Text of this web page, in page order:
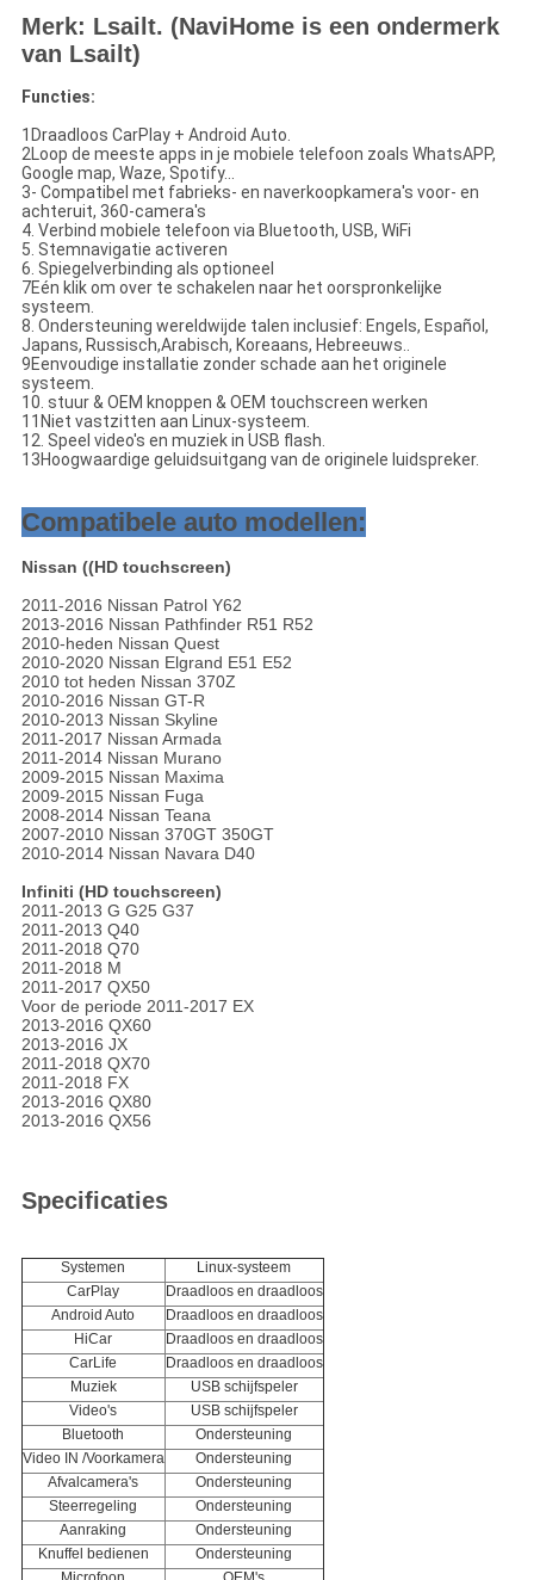
Merk: Lsailt. (NaviHome is een ondermerk
van Lsailt)
Functies:
1Draadloos CarPlay + Android Auto.
2Loop de meeste apps in je mobiele telefoon zoals WhatsAPP,
Google map, Waze, Spotify...
3- Compatibel met fabrieks- en naverkoopkamera's voor- en
achteruit, 360-camera's
4. Verbind mobiele telefoon via Bluetooth, USB, WiFi
5. Stemnavigatie activeren
6. Spiegelverbinding als optioneel
7Eén klik om over te schakelen naar het oorspronkelijke
systeem.
8. Ondersteuning wereldwijde talen inclusief: Engels, Español,
Japans, Russisch,Arabisch, Koreaans, Hebreeuws..
9Eenvoudige installatie zonder schade aan het originele
systeem.
10. stuur & OEM knoppen & OEM touchscreen werken
11Niet vastzitten aan Linux-systeem.
12. Speel video's en muziek in USB flash.
13Hoogwaardige geluidsuitgang van de originele luidspreker.
Compatibele auto modellen:
Nissan ((HD touchscreen)
2011-2016 Nissan Patrol Y62
2013-2016 Nissan Pathfinder R51 R52
2010-heden Nissan Quest
2010-2020 Nissan Elgrand E51 E52
2010 tot heden Nissan 370Z
2010-2016 Nissan GT-R
2010-2013 Nissan Skyline
2011-2017 Nissan Armada
2011-2014 Nissan Murano
2009-2015 Nissan Maxima
2009-2015 Nissan Fuga
2008-2014 Nissan Teana
2007-2010 Nissan 370GT 350GT
2010-2014 Nissan Navara D40
Infiniti (HD touchscreen)
2011-2013 G G25 G37
2011-2013 Q40
2011-2018 Q70
2011-2018 M
2011-2017 QX50
Voor de periode 2011-2017 EX
2013-2016 QX60
2013-2016 JX
2011-2018 QX70
2011-2018 FX
2013-2016 QX80
2013-2016 QX56
Specificaties
Systemen
Linux-systeem
CarPlay
Draadloos en draadloos
Android Auto
Draadloos en draadloos
HiCar
Draadloos en draadloos
CarLife
Draadloos en draadloos
Muziek
USB schijfspeler
Video's
USB schijfspeler
Bluetooth
Ondersteuning
Video IN /Voorkamera
Ondersteuning
Afvalcamera's
Ondersteuning
Steerregeling
Ondersteuning
Aanraking
Ondersteuning
Knuffel bedienen
Ondersteuning